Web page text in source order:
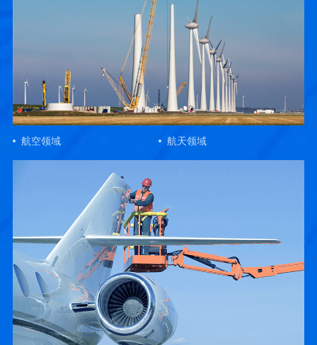
航空领域 航天领域